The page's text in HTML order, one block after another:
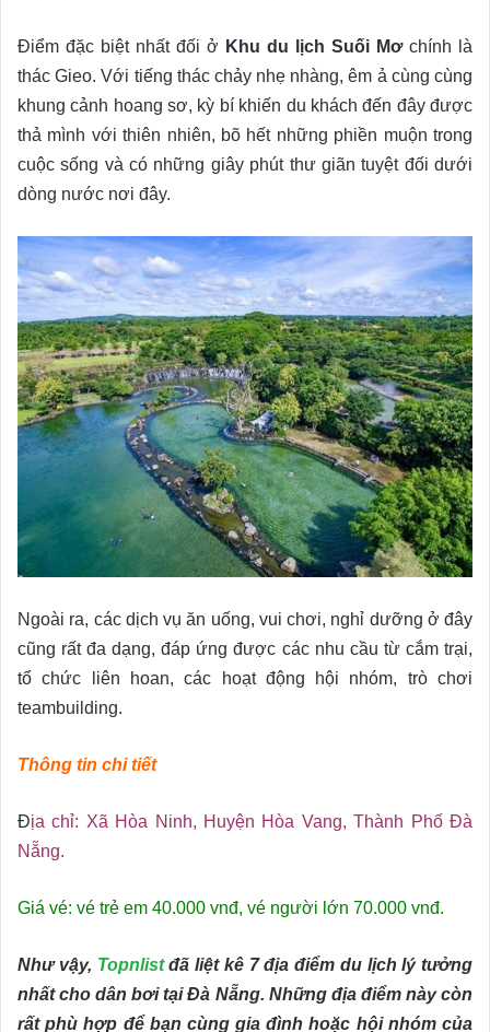
Điểm đặc biệt nhất đối ở Khu du lịch Suối Mơchính là
thác Gieo. Với tiếng thác chảy nhẹ nhàng, êm ả cùng cùng
khung cảnh hoang sơ, kỳ bí khiến du khách đến đây được
thả mình với thiên nhiên, bõ hết những phiền muộn trong
cuộc sống và có những giây phút thư giãn tuyệt đối dưới
dòng nước nơi đây.
Ngoài ra, các dịch vụ ăn uống, vui chơi, nghỉ dưỡng ở đây
cũng rất đa dạng, đáp ứng được các nhu cầu từ cắm trại,
tổ chức liên hoan, các hoạt động hội nhóm, trò chơi
teambuilding.
Thông tin chi tiết
Địa chỉ: Xã Hòa Ninh, Huyện Hòa Vang, Thành Phố Đà
Nẵng.
Giá vé: vé trẻ em 40.000 vnđ, vé người lớn 70.000 vnđ.
Như vậy, Topnlistđã liệt kê 7 địa điểm du lịch lý tưởng
nhất cho dân bơi tại Đà Nẵng. Những địa điểm này còn
rất phù hợp để bạn cùng gia đình hoặc hội nhóm của